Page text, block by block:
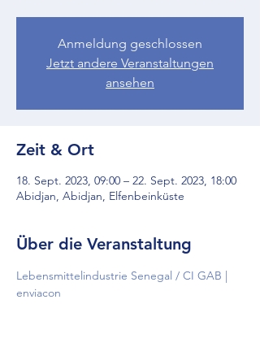
Anmeldung geschlossen
Jetzt andere Veranstaltungen
ansehen
Zeit & Ort
18. Sept. 2023, 09:00 – 22. Sept. 2023, 18:00
Abidjan, Abidjan, Elfenbeinküste
Über die Veranstaltung
Lebensmittelindustrie Senegal / CI GAB |
enviacon